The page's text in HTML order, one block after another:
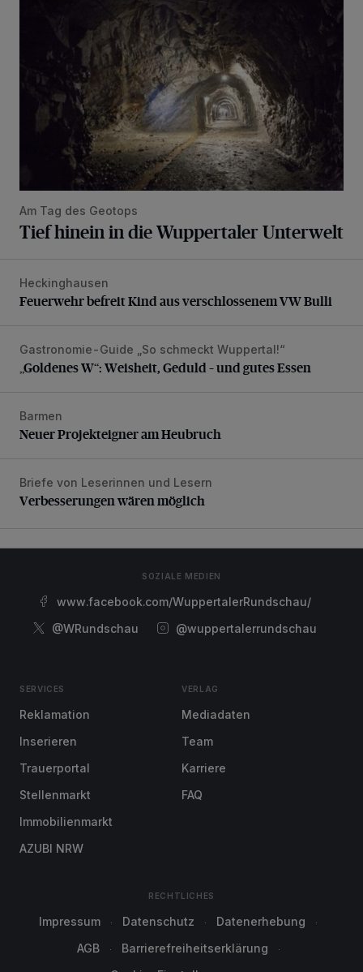
Am Tag des Geotops
Tief hinein in die Wuppertaler Unterwelt
Feuerwehr befreit Kind aus verschlossenem VW Bulli
Heckinghausen
Feuerwehr befreit Kind aus verschlossenem VW Bulli
„Goldenes W“: Weisheit, Geduld – und gutes Essen
Gastronomie-Guide „So schmeckt Wuppertal!“
„Goldenes W“: Weisheit, Geduld – und gutes Essen
Neuer Projekteigner am Heubruch
Barmen
Neuer Projekteigner am Heubruch
Verbesserungen wären möglich
Briefe von Leserinnen und Lesern
Verbesserungen wären möglich
SOZIALE MEDIEN
www.facebook.com/WuppertalerRundschau/
@WRundschau
@wuppertalerrundschau
SERVICES
Reklamation
Inserieren
Trauerportal
Stellenmarkt
Immobilienmarkt
AZUBI NRW
VERLAG
Mediadaten
Team
Karriere
FAQ
RECHTLICHES
Impressum Datenschutz
Datenerhebung
AGB
Barrierefreiheitserklärung